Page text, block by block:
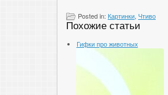
Posted in: Картинки Чтиво
Похожие статьи
Гифки про животных